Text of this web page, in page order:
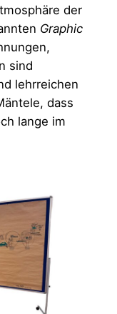
der
Graphic
sind
lehrreichen
dass
lange im